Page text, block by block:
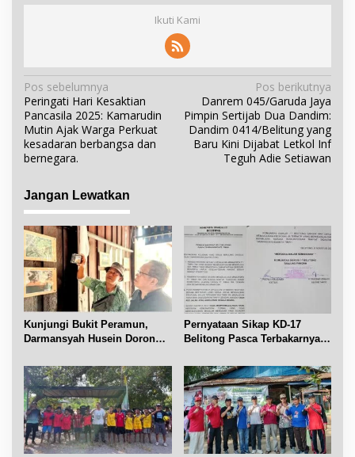
Ikuti Kami
N
a
v
i
g
s
i
p
o
s
Pos sebelumnya
Peringati Hari Kesaktian
Pancasila 2025: Kamarudin
Mutin Ajak Warga Perkuat
kesadaran berbangsa dan
bernegara.
Pos berikutnya
Danrem 045/Garuda Jaya
Pimpin Sertijab Dua Dandim:
Dandim 0414/Belitung yang
Baru Kini Dijabat Letkol Inf
Teguh Adie Setiawan
Jangan Lewatkan
Kunjungi Bukit Peramun,
Darmansyah Husein Dorong
Pernyataan Sikap KD-17
Belitong Pasca Terbakarnya